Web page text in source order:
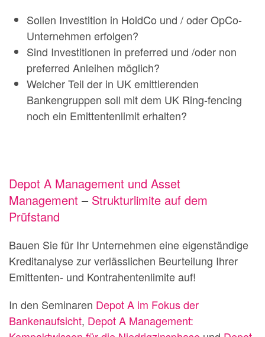
Sollen Investition in HoldCo und / oder OpCo-
Unternehmen erfolgen?
Sind Investitionen in preferred und /oder non
preferred Anleihen möglich?
Welcher Teil der in UK emittierenden
Bankengruppen soll mit dem UK Ring-fencing
noch ein Emittentenlimit erhalten?
Depot A Management und Asset
Management – Strukturlimite auf dem
Prüfstand
Bauen Sie für Ihr Unternehmen eine eigenständige
Kreditanalyse zur verlässlichen Beurteilung Ihrer
Emittenten- und Kontrahentenlimite auf!
In den Seminaren Depot A im Fokus der
Bankenaufsicht, Depot A Management: